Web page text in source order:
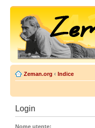
Zeman.org ‹ Indice
Login
Nome utente: